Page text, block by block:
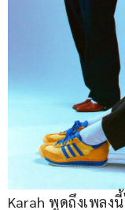
Karah พูดถึงเพลงนี้